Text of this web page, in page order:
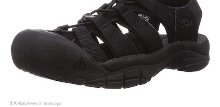
出典https://www.amazon.co.jp/